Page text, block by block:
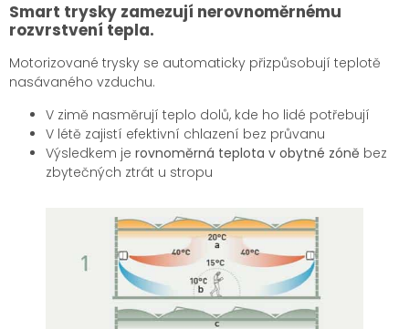
Smart trysky zamezují nerovnoměrnému
rozvrstvení tepla.
Motorizované trysky se automaticky přizpůsobují teplotě
nasávaného vzduchu.
V zimě nasměrují teplo dolů, kde ho lidé potřebují
V létě zajistí efektivní chlazení bez průvanu
Výsledkem je rovnoměrná teplota v obytné zóně bez
zbytečných ztrát u stropu